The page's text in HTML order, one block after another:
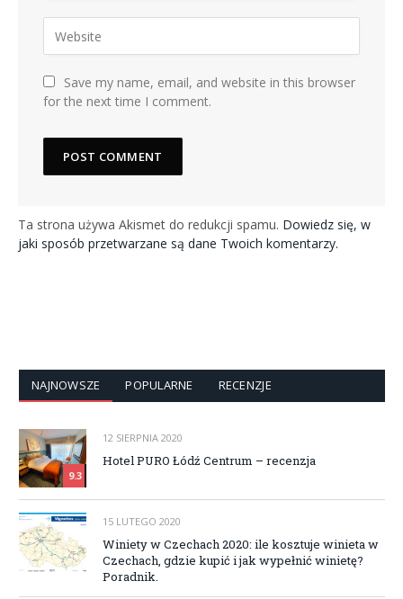
Save my name, email, and website in this browser
for the next time I comment.
Ta strona używa Akismet do redukcji spamu. Dowiedz się, w
jaki sposób przetwarzane są dane Twoich komentarzy.
NAJNOWSZE POPULARNE RECENZJE
9.3
12 SIERPNIA 2020
Hotel PURO Łódź Centrum – recenzja
15 LUTEGO 2020
Winiety w Czechach 2020: ile kosztuje winieta w
Czechach, gdzie kupić i jak wypełnić winietę?
Poradnik.